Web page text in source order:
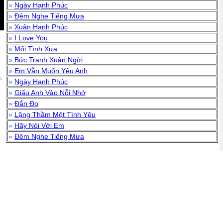
» Ngày Hạnh Phúc
» Đêm Nghe Tiếng Mưa
» Xuân Hạnh Phúc
» I Love You
» Mối Tình Xưa
» Bức Tranh Xuân Ngời
» Em Vẫn Muốn Yêu Anh
» Ngày Hạnh Phúc
» Giấu Anh Vào Nỗi Nhớ
» Đắn Đo
» Lặng Thầm Một Tình Yêu
» Hãy Nói Với Em
» Đêm Nghe Tiếng Mưa